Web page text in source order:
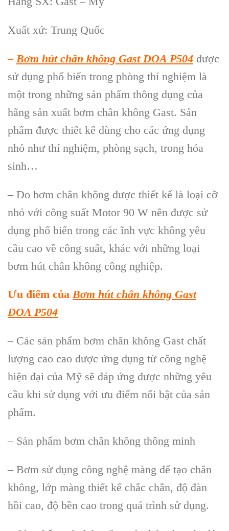
Xuất xứ: Trung Quốc
– Bơm hút chân không Gast DOA P504 được
sử dụng phổ biến trong phòng thí nghiệm là
một trong những sản phẩm thông dụng của
hãng sản xuất bơm chân không Gast. Sản
phẩm được thiết kế dùng cho các ứng dụng
nhỏ như thí nghiệm, phòng sạch, trong hóa
sinh…
– Do bơm chân không được thiết kế là loại cỡ
nhỏ với công suất Motor 90 W nên được sử
dụng phổ biến trong các ĩnh vực không yêu
cầu cao về công suất, khác với những loại
bơm hút chân không công nghiệp.
Ưu điểm củaBơm hút chân không Gast
DOA P504
– Các sản phẩm bơm chân không Gast chất
lượng cao cao được ứng dụng từ công nghệ
hiện đại của Mỹ sẽ đáp ứng được những yêu
cầu khi sử dụng với ưu điểm nổi bật của sản
phẩm.
– Sản phẩm bơm chân không thông minh
– Bơm sử dụng công nghệ màng để tạo chân
không, lớp màng thiết kế chắc chắn, độ đàn
hồi cao, độ bền cao trong quá trình sử dụng.